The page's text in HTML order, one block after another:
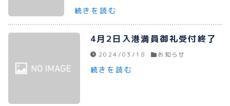
プライバシーポリシー
続きを読む
4月2日入港満員御礼受付終了
2024/03/18 お知らせ
続きを読む